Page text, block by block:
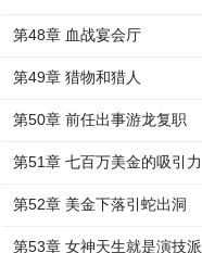
第48章 血战宴会厅
第49章 猎物和猎人
第50章 前任出事游龙复职
第51章 七百万美金的吸引力
第52章 美金下落引蛇出洞
第53章 女神天生就是演技派